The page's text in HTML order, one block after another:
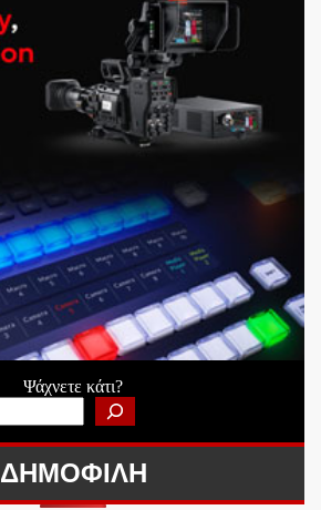
Ψάχνετε κάτι?
ΔΗΜΟΦΙΛΗ